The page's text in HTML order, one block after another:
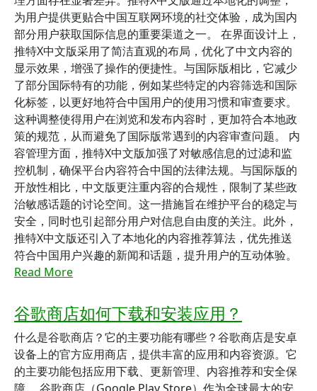
为用户提供更贴合中国互联网环境的社交体验，成为国内
部分用户获取国际信息的重要渠道之一。 在界面设计上，
推特X中文版采用了简洁直观的布局，优化了中文内容的
显示效果，增强了操作的便捷性。与国际版相比，它减少
了部分国际特有的功能，例如某些特定的内容筛选和国际
化标签，以更好地符合中国用户的使用习惯和审查要求。
这种调整使得用户在浏览和发布内容时，更加符合本地政
策的规范，从而避免了国际版常遇到的内容审查问题。 内
容管理方面，推特X中文版加强了对敏感信息的过滤和监
控机制，确保平台内容符合中国的法律法规。与国际版的
开放性相比，中文版更注重内容的合规性，限制了某些政
治敏感话题的讨论空间。这一措施旨在维护平台的稳定与
安全，同时也引起部分用户对信息自由度的关注。此外，
推特X中文版还引入了本地化的内容推荐算法，优先推送
符合中国用户兴趣的新闻和话题，提升用户的互动体验。
Read More
谷歌商店如何下载和安装应用？
什么是谷歌商店？它的主要功能有哪些？谷歌商店是安卓
设备上的官方应用商店，提供丰富的应用和内容资源。它
的主要功能包括应用下载、更新管理、内容推荐和安全保